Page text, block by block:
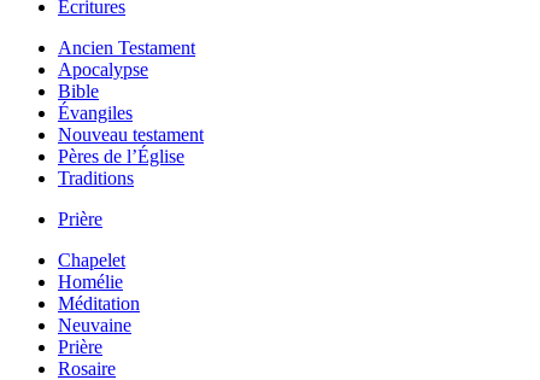
Écritures
Ancien Testament
Apocalypse
Bible
Évangiles
Nouveau testament
Pères de l’Église
Traditions
Prière
Chapelet
Homélie
Méditation
Neuvaine
Prière
Rosaire